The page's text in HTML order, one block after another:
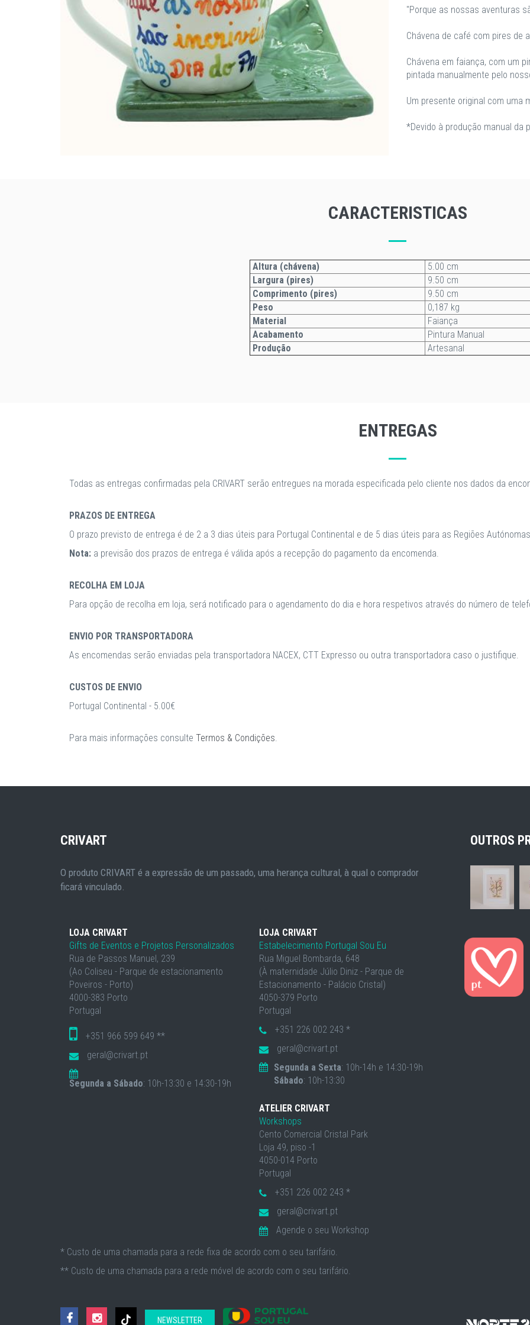
"Porque as nossas aventuras
Chávena de café com pires de
Chávena em faiança, com um
pintada manualmente pelo
Um presente original com uma
*Devido à produção manual da
CARACTERISTICAS
Altura (chávena)
5.00 cm
Largura (pires)
9.50 cm
Comprimento (pires)
9.50 cm
Peso
0,187 kg
Material
Faiança
Acabamento
Pintura Manual
Produção
Artesanal
ENTREGAS
Todas as entregas confirmadas pela CRIVART serão entregues na morada especificada pelo cliente nos dados da
PRAZOS DE ENTREGA
O prazo previsto de entrega é de 2 a 3 dias úteis para Portugal Continental e de 5 dias úteis para as Regiões
Nota: a previsão dos prazos de entrega é válida após a recepção do pagamento da encomenda.
RECOLHA EM LOJA
Para opção de recolha em loja, será notificado para o agendamento do dia e hora respetivos através do número de
ENVIO POR TRANSPORTADORA
As encomendas serão enviadas pela transportadora NACEX, CTT Expresso ou outra transportadora caso o justifique.
CUSTOS DE ENVIO
Portugal Continental - 5.00€
Para mais informações consulte Termos & Condições.
CRIVART
O produto CRIVART é a expressão de um passado, uma herança cultural, à qual o comprador
ficará vinculado.
LOJA CRIVART
Gifts de Eventos e Projetos Personalizados
Rua de Passos Manuel, 239
(Ao Coliseu - Parque de estacionamento
Poveiros - Porto)
4000-383 Porto
Portugal
+351 966 599 649 **
geral@crivart.pt
Segunda a Sábado: 10h-13:30 e 14:30-19h
LOJA CRIVART
Estabelecimento Portugal Sou Eu
Rua Miguel Bombarda, 648
(À maternidade Júlio Diniz - Parque de
Estacionamento - Palácio Cristal)
4050-379 Porto
Portugal
+351 226 002 243 *
geral@crivart.pt
Segunda a Sexta: 10h-14h e 14:30-19h
Sábado: 10h-13:30
ATELIER CRIVART
Workshops
Cento Comercial Cristal Park
Loja 49, piso -1
4050-014 Porto
Portugal
+351 226 002 243 *
geral@crivart.pt
Agende o seu Workshop
OUTROS
* Custo de uma chamada para a rede fixa de acordo com o seu tarifário.
** Custo de uma chamada para a rede móvel de acordo com o seu tarifário.
NEWSLETTER